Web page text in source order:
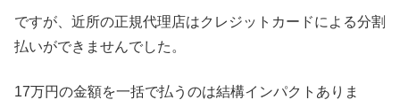
ですが、近所の正規代理店はクレジットカードによる分割
払いができませんでした。
17万円の金額を一括で払うのは結構インパクトありま